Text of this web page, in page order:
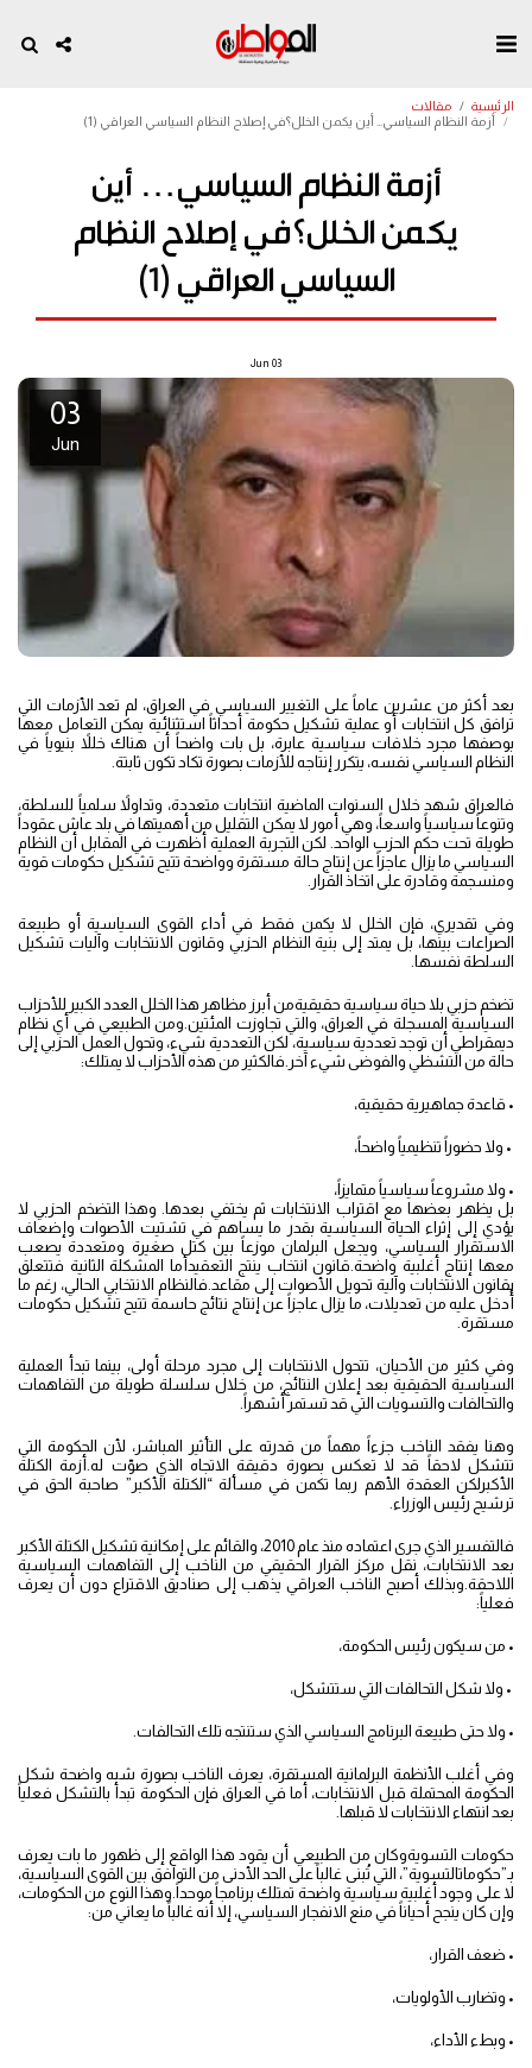
الرئيسية
مقالات
أزمة النظام السياسي… أين يكمن الخلل؟في إصلاح النظام السياسي العراقي (1)
أزمة النظام السياسي… أين
يكمن الخلل؟في إصلاح النظام
السياسي العراقي (1)
03
Jun
03
Jun
بعد أكثر من عشرين عاماً على التغيير السياسي في العراق، لم تعد الأزمات التي
ترافق كل انتخابات أو عملية تشكيل حكومة أحداثاً استثنائية يمكن التعامل معها
بوصفها مجرد خلافات سياسية عابرة، بل بات واضحاً أن هناك خللاً بنيوياً في
النظام السياسي نفسه، يتكرر إنتاجه للأزمات بصورة تكاد تكون ثابتة.
فالعراق شهد خلال السنوات الماضية انتخابات متعددة، وتداولاً سلمياً للسلطة،
وتنوعاً سياسياً واسعاً، وهي أمور لا يمكن التقليل من أهميتها في بلد عاش عقوداً
طويلة تحت حكم الحزب الواحد. لكن التجربة العملية أظهرت في المقابل أن النظام
السياسي ما يزال عاجزاً عن إنتاج حالة مستقرة وواضحة تتيح تشكيل حكومات قوية
ومنسجمة وقادرة على اتخاذ القرار.
وفي تقديري، فإن الخلل لا يكمن فقط في أداء القوى السياسية أو طبيعة
الصراعات بينها، بل يمتد إلى بنية النظام الحزبي وقانون الانتخابات وآليات تشكيل
السلطة نفسها.
تضخم حزبي بلا حياة سياسية حقيقيةمن أبرز مظاهر هذا الخلل العدد الكبير للأحزاب
السياسية المسجلة في العراق، والتي تجاوزت المئتين.ومن الطبيعي في أي نظام
ديمقراطي أن توجد تعددية سياسية، لكن التعددية شيء، وتحول العمل الحزبي إلى
حالة من التشظي والفوضى شيء آخر.فالكثير من هذه الأحزاب لا يمتلك:
• قاعدة جماهيرية حقيقية،
• ولا حضوراً تنظيمياً واضحاً،
• ولا مشروعاً سياسياً متمايزاً،
بل يظهر بعضها مع اقتراب الانتخابات ثم يختفي بعدها. وهذا التضخم الحزبي لا
يؤدي إلى إثراء الحياة السياسية بقدر ما يساهم في تشتيت الأصوات وإضعاف
الاستقرار السياسي، ويجعل البرلمان موزعاً بين كتل صغيرة ومتعددة يصعب
معها إنتاج أغلبية واضحة.قانون انتخاب ينتج التعقيدأما المشكلة الثانية فتتعلق
بقانون الانتخابات وآلية تحويل الأصوات إلى مقاعد.فالنظام الانتخابي الحالي، رغم ما
أُدخل عليه من تعديلات، ما يزال عاجزاً عن إنتاج نتائج حاسمة تتيح تشكيل حكومات
مستقرة.
وفي كثير من الأحيان، تتحول الانتخابات إلى مجرد مرحلة أولى، بينما تبدأ العملية
السياسية الحقيقية بعد إعلان النتائج، من خلال سلسلة طويلة من التفاهمات
والتحالفات والتسويات التي قد تستمر أشهراً.
وهنا يفقد الناخب جزءاً مهماً من قدرته على التأثير المباشر، لأن الحكومة التي
تتشكل لاحقاً قد لا تعكس بصورة دقيقة الاتجاه الذي صوّت له.أزمة الكتلة
الأكبرلكن العقدة الأهم ربما تكمن في مسألة “الكتلة الأكبر” صاحبة الحق في
ترشيح رئيس الوزراء.
فالتفسير الذي جرى اعتماده منذ عام 2010، والقائم على إمكانية تشكيل الكتلة الأكبر
بعد الانتخابات، نقل مركز القرار الحقيقي من الناخب إلى التفاهمات السياسية
اللاحقة.وبذلك أصبح الناخب العراقي يذهب إلى صناديق الاقتراع دون أن يعرف
فعلياً:
• من سيكون رئيس الحكومة،
• ولا شكل التحالفات التي ستتشكل،
• ولا حتى طبيعة البرنامج السياسي الذي ستنتجه تلك التحالفات.
وفي أغلب الأنظمة البرلمانية المستقرة، يعرف الناخب بصورة شبه واضحة شكل
الحكومة المحتملة قبل الانتخابات، أما في العراق فإن الحكومة تبدأ بالتشكل فعلياً
بعد انتهاء الانتخابات لا قبلها.
حكومات التسويةوكان من الطبيعي أن يقود هذا الواقع إلى ظهور ما بات يعرف
بـ”حكوماتالتسوية”، التي تُبنى غالباً على الحد الأدنى من التوافق بين القوى السياسية،
لا على وجود أغلبية سياسية واضحة تمتلك برنامجاً موحداً.وهذا النوع من الحكومات،
وإن كان ينجح أحياناً في منع الانفجار السياسي، إلا أنه غالباً ما يعاني من:
• ضعف القرار،
• وتضارب الأولويات،
• وبطء الأداء،